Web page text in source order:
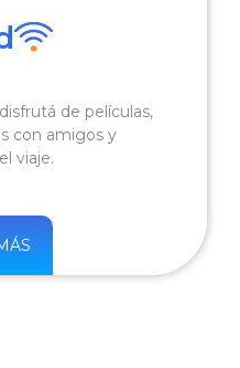
de películas,
con amigos y
viaje.